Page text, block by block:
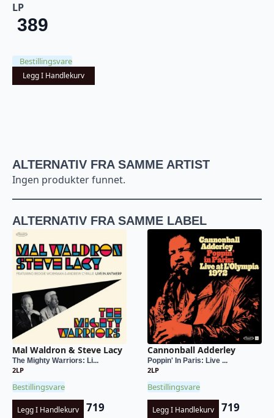
LP
389
Bestillingsvare
Legg I Handlekurv
ALTERNATIV FRA SAMME ARTIST
Ingen produkter funnet.
ALTERNATIV FRA SAMME LABEL
Mal Waldron & Steve Lacy
The Mighty Warriors: Li...
2LP
Bestillingsvare
Legg I Handlekurv 719
Cannonball Adderley
Poppin' In Paris: Live ...
2LP
Bestillingsvare
Legg I Handlekurv 719